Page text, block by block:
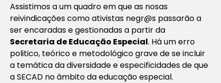
Assistimos a um quadro em que as nosas
reivindicações como ativistas negr@s passarão a
ser encaradas e gestionadas a partir da
Secretaria de Educação Especial. Há um erro
politico, teórico e metodológico grave de se incluir
a temática da diversidade e especificidades de que
a SECAD no âmbito da educação especial.